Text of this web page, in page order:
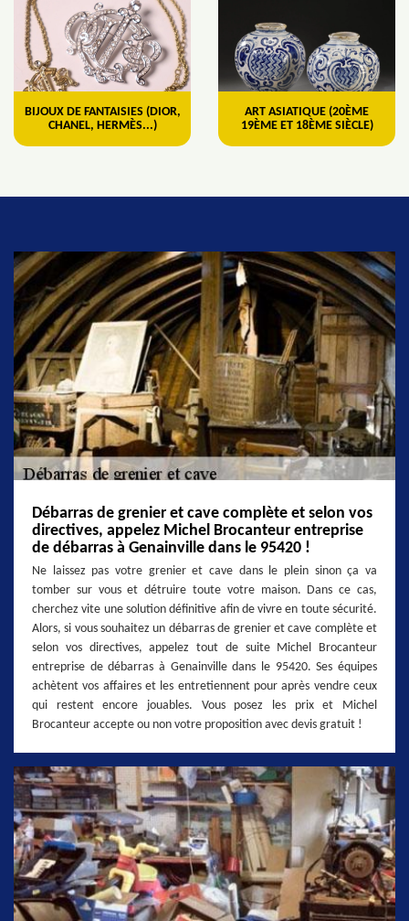
BIJOUX DE FANTAISIES (DIOR,
CHANEL, HERMÈS...)
ART ASIATIQUE (20ÈME
19ÈME ET 18ÈME SIÈCLE)
Débarras de grenier et cave complète et selon vos
directives, appelez Michel Brocanteur entreprise
de débarras à Genainville dans le 95420 !
Ne laissez pas votre grenier et cave dans le plein sinon ça va
tomber sur vous et détruire toute votre maison. Dans ce cas,
cherchez vite une solution définitive afin de vivre en toute sécurité.
Alors, si vous souhaitez un débarras de grenier et cave complète et
selon vos directives, appelez tout de suite Michel Brocanteur
entreprise de débarras à Genainville dans le 95420. Ses équipes
achètent vos affaires et les entretiennent pour après vendre ceux
qui restent encore jouables. Vous posez les prix et Michel
Brocanteur accepte ou non votre proposition avec devis gratuit !